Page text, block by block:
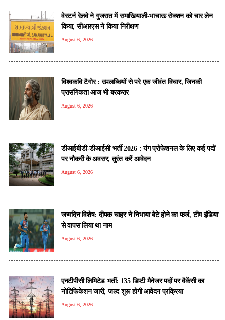
वेस्टर्न रेलवे ने गुजरात में समाखियाली-भाचाऊ सेक्शन को चार लेन
किया, सीआरएस ने किया निरीक्षण
August 6, 2026
विश्वकवि टैगोर : उपलब्धियों से परे एक जीवंत विचार, जिनकी
प्रासंगिकता आज भी बरकरार
August 6, 2026
डीआईबीडी-डीआईसी भर्ती 2026 : यंग प्रोफेशनल के लिए कई पदों
पर नौकरी के अवसर, तुरंत करें आवेदन
August 6, 2026
जन्मदिन विशेष: दीपक चाहर ने निभाया बेटे होने का फर्ज, टीम इंडिया
से वापस लिया था नाम
August 6, 2026
एनटीपीसी लिमिटेड भर्ती: 135 डिप्टी मैनेजर पदों पर वैकेंसी का
नोटिफिकेशन जारी, जल्द शुरू होगी आवेदन प्रक्रिया
August 6, 2026